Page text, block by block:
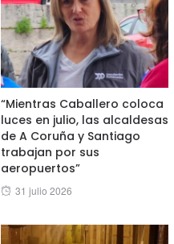
“Mientras Caballero coloca
luces en julio, las alcaldesas
de A Coruña y Santiago
trabajan por sus
aeropuertos”
Posted
31 julio 2026